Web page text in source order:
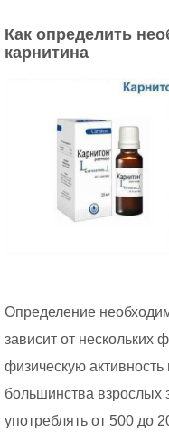
Как определить
карнитина
Определение
зависит от нескольких
физическую
большинства взрослых
употреблять от 500 до